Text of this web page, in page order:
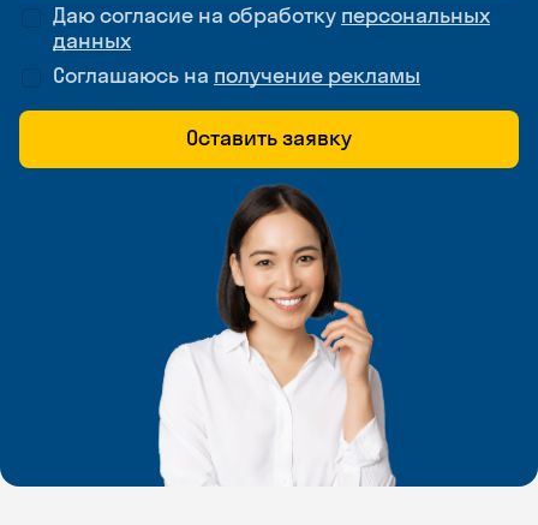
Даю согласие на обработку персональных
данных
Соглашаюсь на получение рекламы
Оставить заявку